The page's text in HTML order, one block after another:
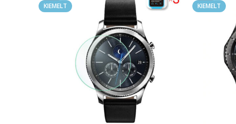
KIEMELT
KIEMELT